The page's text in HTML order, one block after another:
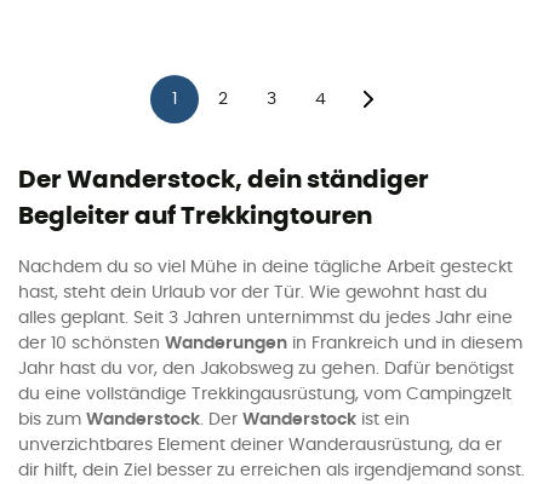
2 3 4
Der Wanderstock, dein ständiger
Begleiter auf Trekkingtouren
Nachdem du so viel Mühe in deine tägliche Arbeit gesteckt
hast, steht dein Urlaub vor der Tür. Wie gewohnt hast du
alles geplant. Seit 3 Jahren unternimmst du jedes Jahr eine
der 10 schönsten Wanderungen in Frankreich und in diesem
Jahr hast du vor, den Jakobsweg zu gehen. Dafür benötigst
du eine vollständige Trekkingausrüstung, vom Campingzelt
bis zum Wanderstock . Der Wanderstock ist ein
unverzichtbares Element deiner Wanderausrüstung, da er
dir hilft, dein Ziel besser zu erreichen als irgendjemand sonst.